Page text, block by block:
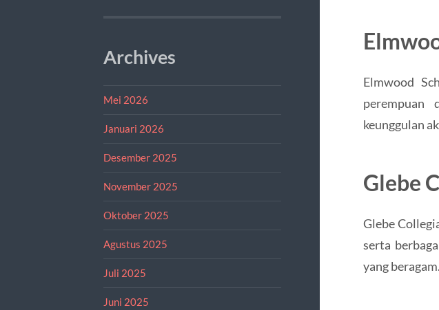
Archives
Mei 2026
Januari 2026
Desember 2025
November 2025
Oktober 2025
Agustus 2025
Juli 2025
Juni 2025
Elmwood
perempuan
keunggulan
Glebe
Glebe
serta
yang beragam.